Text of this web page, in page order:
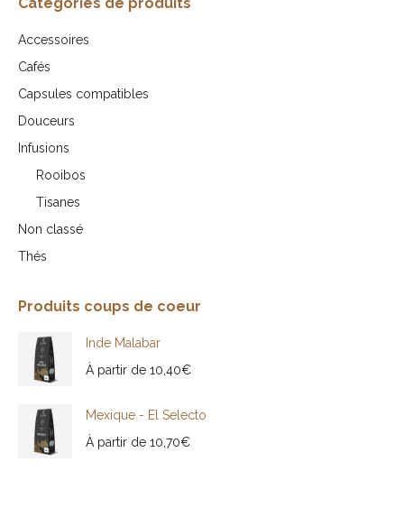
Accessoires
Cafés
Capsules compatibles
Douceurs
Infusions
Rooibos
Tisanes
Non classé
Thés
Produits coups de coeur
Inde Malabar
À partir de 10,40€
Mexique - El Selecto
À partir de 10,70€